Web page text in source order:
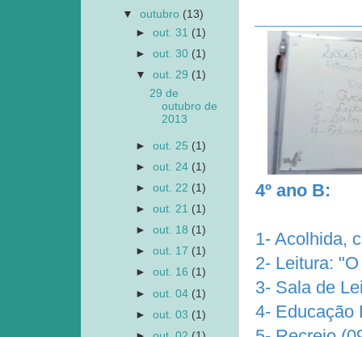
4º ano B:
1- Acolhida,
2- Leitura:
3- Sala de
4- Educação
▼outubro (13)
►out. 31 (1)
►out. 30 (1)
▼out. 29 (1)
29 de
outubro de
2013
►out. 25 (1)
►out. 24 (1)
►out. 22 (1)
►out. 21 (1)
►out. 18 (1)
►out. 17 (1)
►out. 16 (1)
►out. 04 (1)
►out. 03 (1)